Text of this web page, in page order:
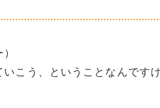
いこう、ということなんで